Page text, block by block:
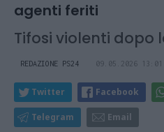
agenti feriti
Tifosi violenti dopo
REDAZIONE PS24 09.05.2026 13:01
Twitter Facebook
Telegram Email